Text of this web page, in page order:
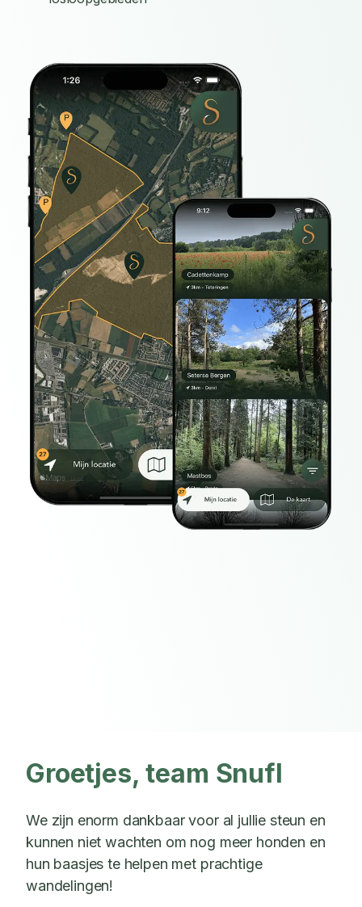
Groetjes, team Snufl
We zijn enorm dankbaar voor al jullie steun en
kunnen niet wachten om nog meer honden en
hun baasjes te helpen met prachtige
wandelingen!